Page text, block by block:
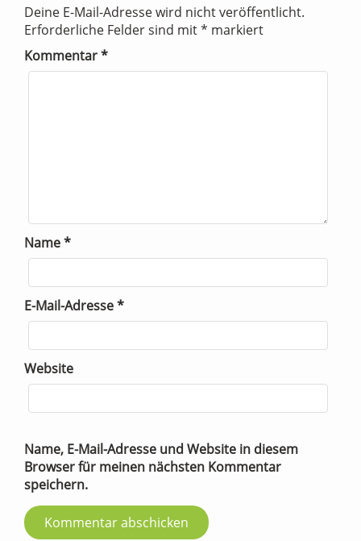
Deine E-Mail-Adresse wird nicht veröffentlicht.
Erforderliche Felder sind mit* markiert
Kommentar*
Name*
E-Mail-Adresse*
Website
Name, E-Mail-Adresse und Website in diesem
Browser für meinen nächsten Kommentar
speichern.